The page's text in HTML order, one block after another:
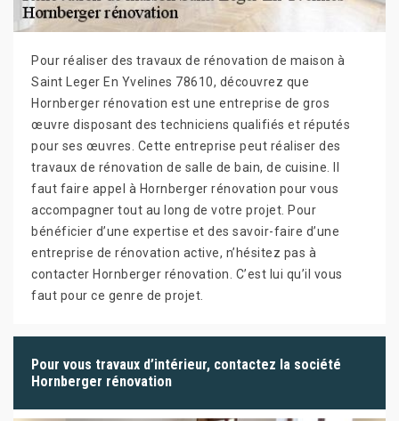
Pour réaliser des travaux de rénovation de maison à
Saint Leger En Yvelines 78610, découvrez que
Hornberger rénovation est une entreprise de gros
œuvre disposant des techniciens qualifiés et réputés
pour ses œuvres. Cette entreprise peut réaliser des
travaux de rénovation de salle de bain, de cuisine. Il
faut faire appel à Hornberger rénovation pour vous
accompagner tout au long de votre projet. Pour
bénéficier d’une expertise et des savoir-faire d’une
entreprise de rénovation active, n’hésitez pas à
contacter Hornberger rénovation. C’est lui qu’il vous
faut pour ce genre de projet.
Pour vous travaux d’intérieur, contactez la société
Hornberger rénovation